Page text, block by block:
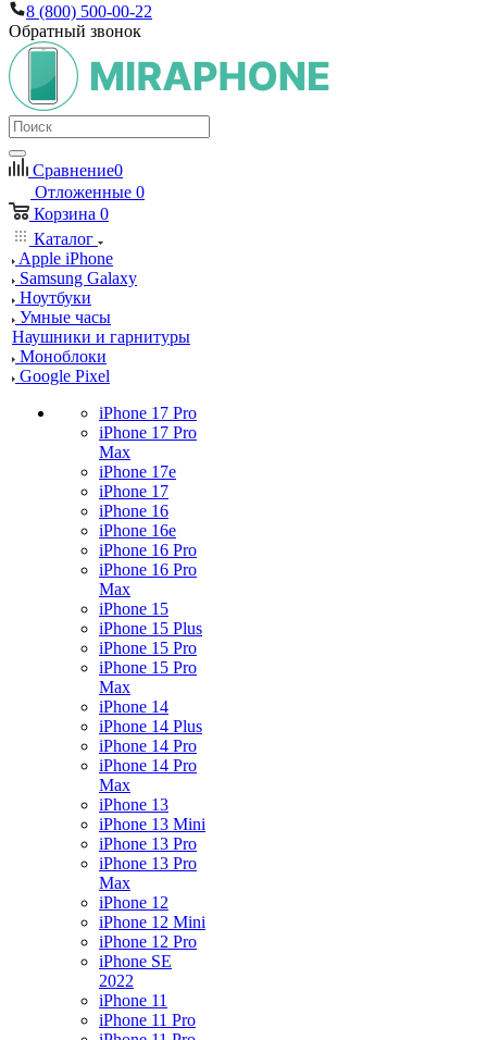
8 (800) 500-00-22
Обратный звонок
Сравнение0
Отложенные 0
Корзина 0
Каталог
Apple iPhone
Samsung Galaxy
Ноутбуки
Умные часы
Наушники и гарнитуры
Моноблоки
Google Pixel
iPhone 17 Pro
iPhone 17 Pro
Max
iPhone 17e
iPhone 17
iPhone 16
iPhone 16e
iPhone 16 Pro
iPhone 16 Pro
Max
iPhone 15
iPhone 15 Plus
iPhone 15 Pro
iPhone 15 Pro
Max
iPhone 14
iPhone 14 Plus
iPhone 14 Pro
iPhone 14 Pro
Max
iPhone 13
iPhone 13 Mini
iPhone 13 Pro
iPhone 13 Pro
Max
iPhone 12
iPhone 12 Mini
iPhone 12 Pro
iPhone SE
2022
iPhone 11
iPhone 11 Pro